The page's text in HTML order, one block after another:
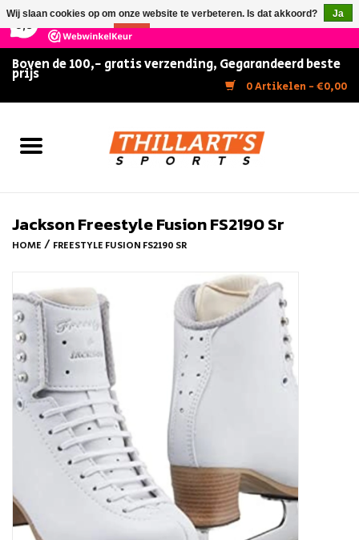
147 Reviews ×
Boven de 100,- gratis verzending, Gegarandeerd beste
prijs
0 Artikelen - €0,00
Home
IJshockey
FITNESS & ULTIMATE SHAPE
Schaatsen
Rolschaatsen
Merken
Jackson Freestyle Fusion FS2190 Sr
HOME / FREESTYLE FUSION FS2190 SR
Wij slaan cookies op om onze website te verbeteren. Is dat akkoord?
Ja
Nee